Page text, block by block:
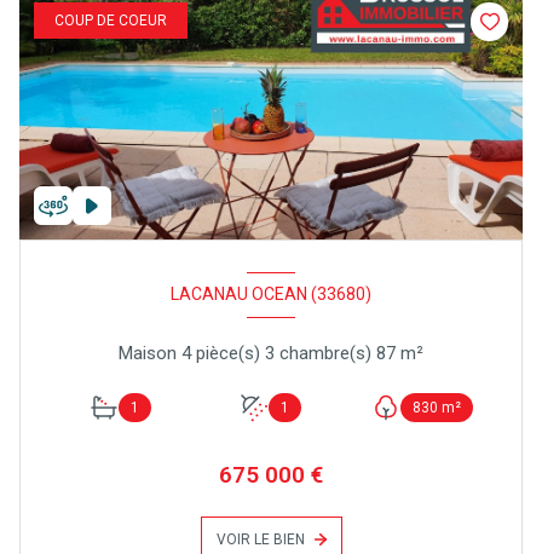
COUP DE COEUR
LACANAU OCEAN (33680)
Maison 4 pièce(s) 3 chambre(s) 87 m²
1 1 830 m²
675 000 €
VOIR LE BIEN